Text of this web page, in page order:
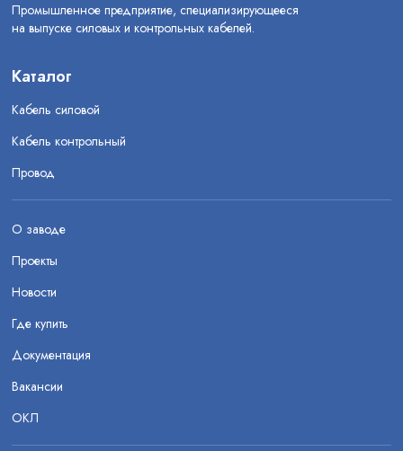
Промышленное предприятие, специализирующееся
на выпуске силовых и контрольных кабелей.
Каталог
Кабель силовой
Кабель контрольный
Провод
О заводе
Проекты
Новости
Где купить
Документация
Вакансии
ОКЛ